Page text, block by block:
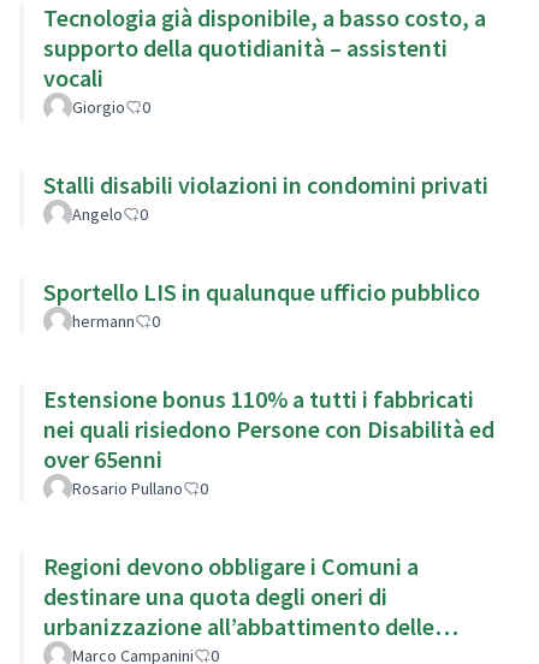
Tecnologia già disponibile, a basso costo, a
supporto della quotidianità – assistenti
vocali
Giorgio 0
Stalli disabili violazioni in condomini privati
Angelo 0
Sportello LIS in qualunque ufficio pubblico
hermann 0
Estensione bonus 110% a tutti i fabbricati
nei quali risiedono Persone con Disabilità ed
over 65enni
Rosario Pullano 0
Regioni devono obbligare i Comuni a
destinare una quota degli oneri di
urbanizzazione all’abbattimento delle
barriere architettoniche.
Marco Campanini 0